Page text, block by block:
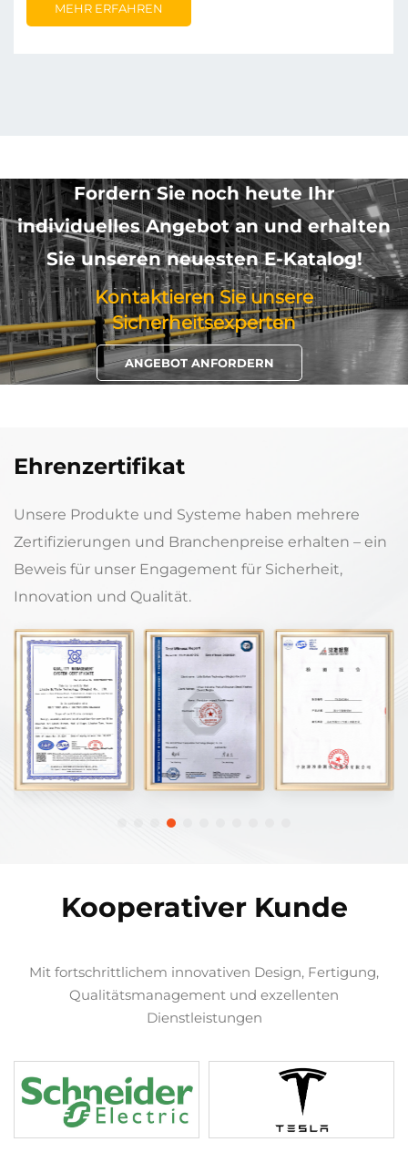
MEHR ERFAHREN
Fordern Sie noch heute Ihr
individuelles Angebot an und erhalten
Sie unseren neuesten E-Katalog!
Kontaktieren Sie unsere
Sicherheitsexperten
ANGEBOT ANFORDERN
Ehrenzertifikat
Unsere Produkte und Systeme haben mehrere
Zertifizierungen und Branchenpreise erhalten – ein
Beweis für unser Engagement für Sicherheit,
Innovation und Qualität.
Kooperativer Kunde
Mit fortschrittlichem innovativen Design, Fertigung,
Qualitätsmanagement und exzellenten
Dienstleistungen